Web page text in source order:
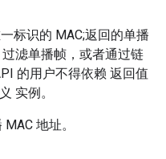
标识的 MAC;返回的单播
滤单播帧，或者通过链
的用户不得依赖 返回值
实例。
地址。